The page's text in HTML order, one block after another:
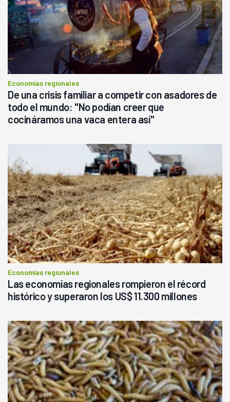
Economías regionales
De una crisis familiar a competir con asadores de
todo el mundo: "No podían creer que
cocináramos una vaca entera así"
Economías regionales
Las economías regionales rompieron el récord
histórico y superaron los US$ 11.300 millones